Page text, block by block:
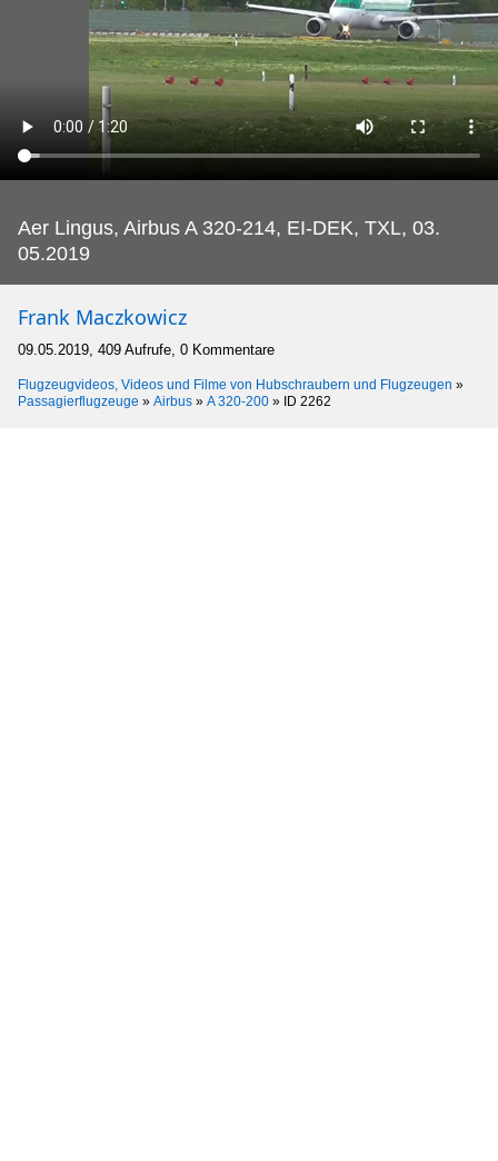
Aer Lingus, Airbus A 320-214, EI-DEK, TXL, 03.
05.2019
Frank Maczkowicz
09.05.2019, 409 Aufrufe, 0 Kommentare
Flugzeugvideos, Videos und Filme von Hubschraubern und Flugzeugen »
Passagierflugzeuge » Airbus » A 320-200 » ID 2262